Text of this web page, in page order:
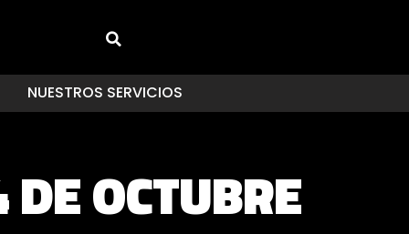
NUESTROS SERVICIOS
OCTUBRE